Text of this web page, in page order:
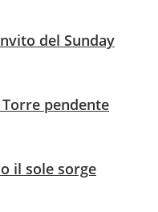
del Sunday
pendente
il sole sorge